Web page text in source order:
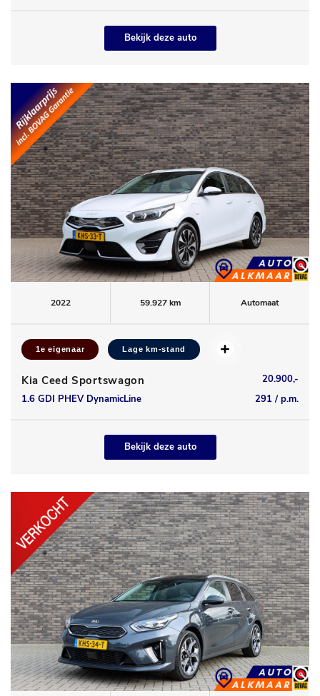
Bekijk deze auto
2022 59.927 km Automaat
1e eigenaar Lage km-stand
Kia Ceed Sportswagon
20.900,-
1.6 GDI PHEV DynamicLine
291 / p.m.
Bekijk deze auto